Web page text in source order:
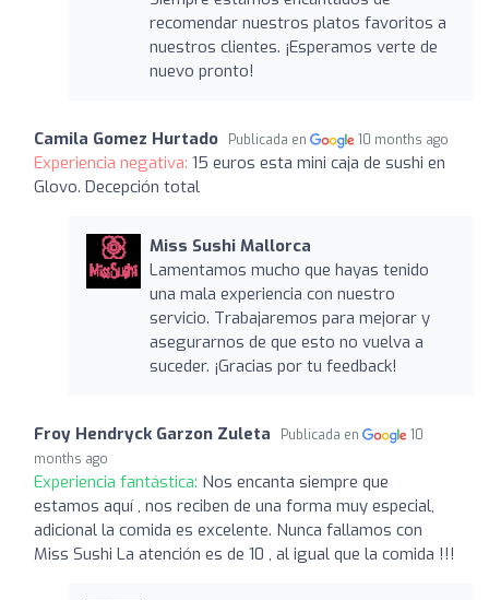
recomendar nuestros platos favoritos a
nuestros clientes. ¡Esperamos verte de
nuevo pronto!
Camila Gomez Hurtado Publicada en 10 months ago
Experiencia negativa: 15 euros esta mini caja de sushi en
Glovo. Decepción total
Miss Sushi Mallorca
Lamentamos mucho que hayas tenido
una mala experiencia con nuestro
servicio. Trabajaremos para mejorar y
asegurarnos de que esto no vuelva a
suceder. ¡Gracias por tu feedback!
Froy Hendryck Garzon Zuleta Publicada en
10
months ago
Experiencia fantástica: Nos encanta siempre que
estamos aquí , nos reciben de una forma muy especial,
adicional la comida es excelente. Nunca fallamos con
Miss Sushi La atención es de 10 , al igual que la comida !!!